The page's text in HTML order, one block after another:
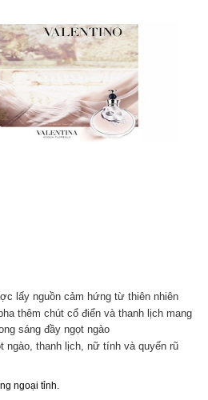
lấy nguồn cảm hứng từ thiên nhiên
thêm chút cổ điển và thanh lịch mang
sáng đầy ngọt ngào
ngào, thanh lịch, nữ tính và quyến rũ
ngoại tỉnh.